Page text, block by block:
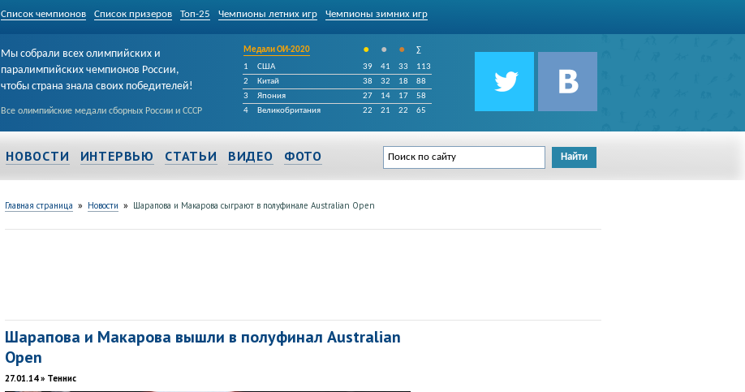
Список чемпионов Список призеров Топ-25 Чемпионы летних игр Чемпионы зимних игр
Мы собрали всех олимпийских и
паралимпийских чемпионов России,
чтобы страна знала своих победителей!
Все олимпийские медали сборных России и СССР
Медали ОИ-2020 • • •
∑
1
США 39 41 33
113
2
Китай 38 32 18
88
3
Япония 27 14 17
58
4
Великобритания 22 21 22 65
НОВОСТИ ИНТЕРВЬЮ СТАТЬИ ВИДЕО ФОТО
Главная страница » Новости » Шарапова и Макарова сыграют в полуфинале Australian Open
Шарапова и Макарова вышли в полуфинал Australian
Open
27.01.14 » Теннис